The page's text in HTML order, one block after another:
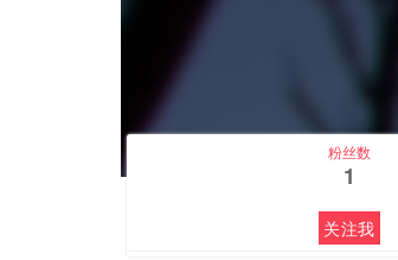
粉丝数
1
关注我